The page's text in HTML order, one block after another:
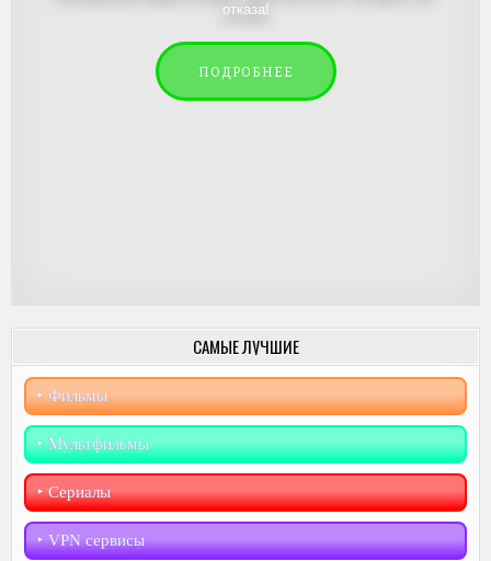
отказа!
ПОДРОБНЕЕ
САМЫЕ ЛУЧШИЕ
‣︎ Фильмы
‣︎ Мультфильмы
‣︎ Сериалы
‣︎ VPN сервисы